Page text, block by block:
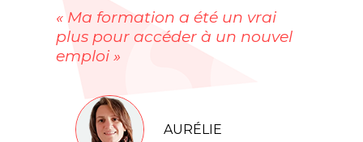
« Ma formation a été un vrai
plus pour accéder à un nouvel
emploi »
AURÉLIE